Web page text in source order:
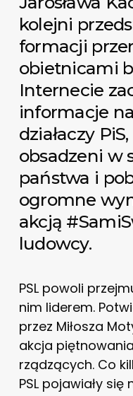
kolejni
formacji
obietnicami
Internecie
informacje
działaczy
obsadzeni w
państwa i
ogromne
akcją
ludowcy.
PSL powoli
nim liderem.
przez Miłosza
akcja
rządzących. Co
PSL pojawiały